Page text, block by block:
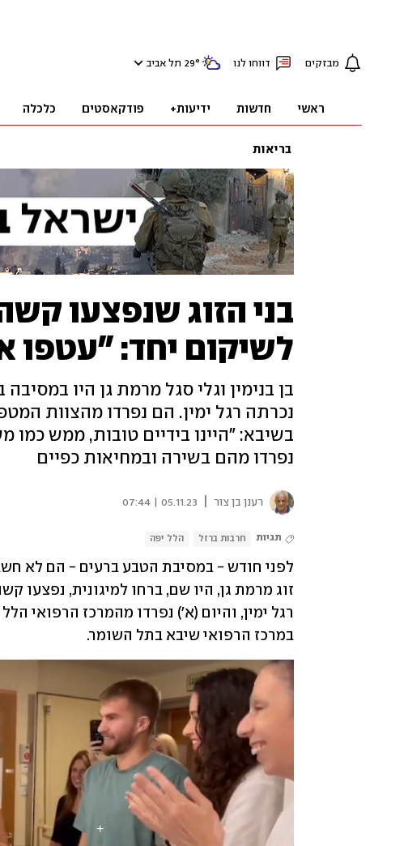
מבזקים דווחו לנו 29° תל אביב
ראשי חדשות ידיעות+ פודקאסטים כלכלה
בריאות
בני הזוג שנפצעו
לשיקום יחד: "עטפו
בן בנימין וגלי סגל מרמת גן היו
נכרתה רגל ימין. הם נפרדו מהצוות
בשיבא: "היינו בידיים טובות, ממש
נפרדו מהם בשירה ובמחיאות כפיים
רענן בן צור 05.11.23 | 07:44
תגיות חרבות ברזל הלל יפה
במרכז הרפואי שיבא בתל השומר.